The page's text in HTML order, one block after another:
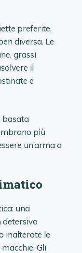
preferite,
diversa. Le
grassi
il
e
basata
più
un’arma a
una
detersivo
inalterate le
Gli